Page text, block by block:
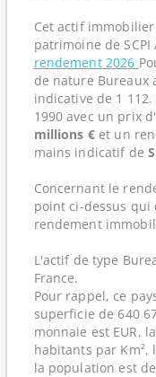
Cet actif
patrimoine de
rendement 2026
de nature Bureaux
indicative de 1
1990 avec un prix
millions €et un
mains indicatif de
Concernant le
point ci-dessus
rendement
L'actif de type
France.
Pour rappel, ce
superficie de 640
monnaie est EUR,
habitants par
la population est